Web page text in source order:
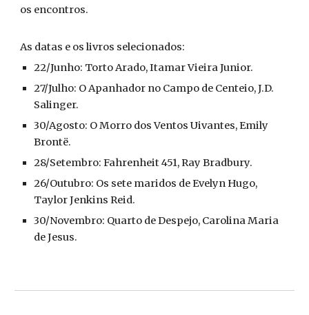
os encontros.
As datas e os livros selecionados:
22/Junho: Torto Arado, Itamar Vieira Junior.
27/Julho: O Apanhador no Campo de Centeio, J.D.
Salinger.
30/Agosto: O Morro dos Ventos Uivantes, Emily
Brontë.
28/Setembro: Fahrenheit 451, Ray Bradbury.
26/Outubro: Os sete maridos de Evelyn Hugo,
Taylor Jenkins Reid.
30/Novembro: Quarto de Despejo, Carolina Maria
de Jesus.